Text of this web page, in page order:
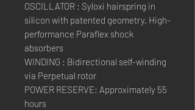
OSCILLATOR : Syloxi hairspring in
silicon with patented geometry. High-
performance Paraflex shock
absorbers
WINDING : Bidirectional self-winding
via Perpetual rotor
POWER RESERVE: Approximately 55
hours